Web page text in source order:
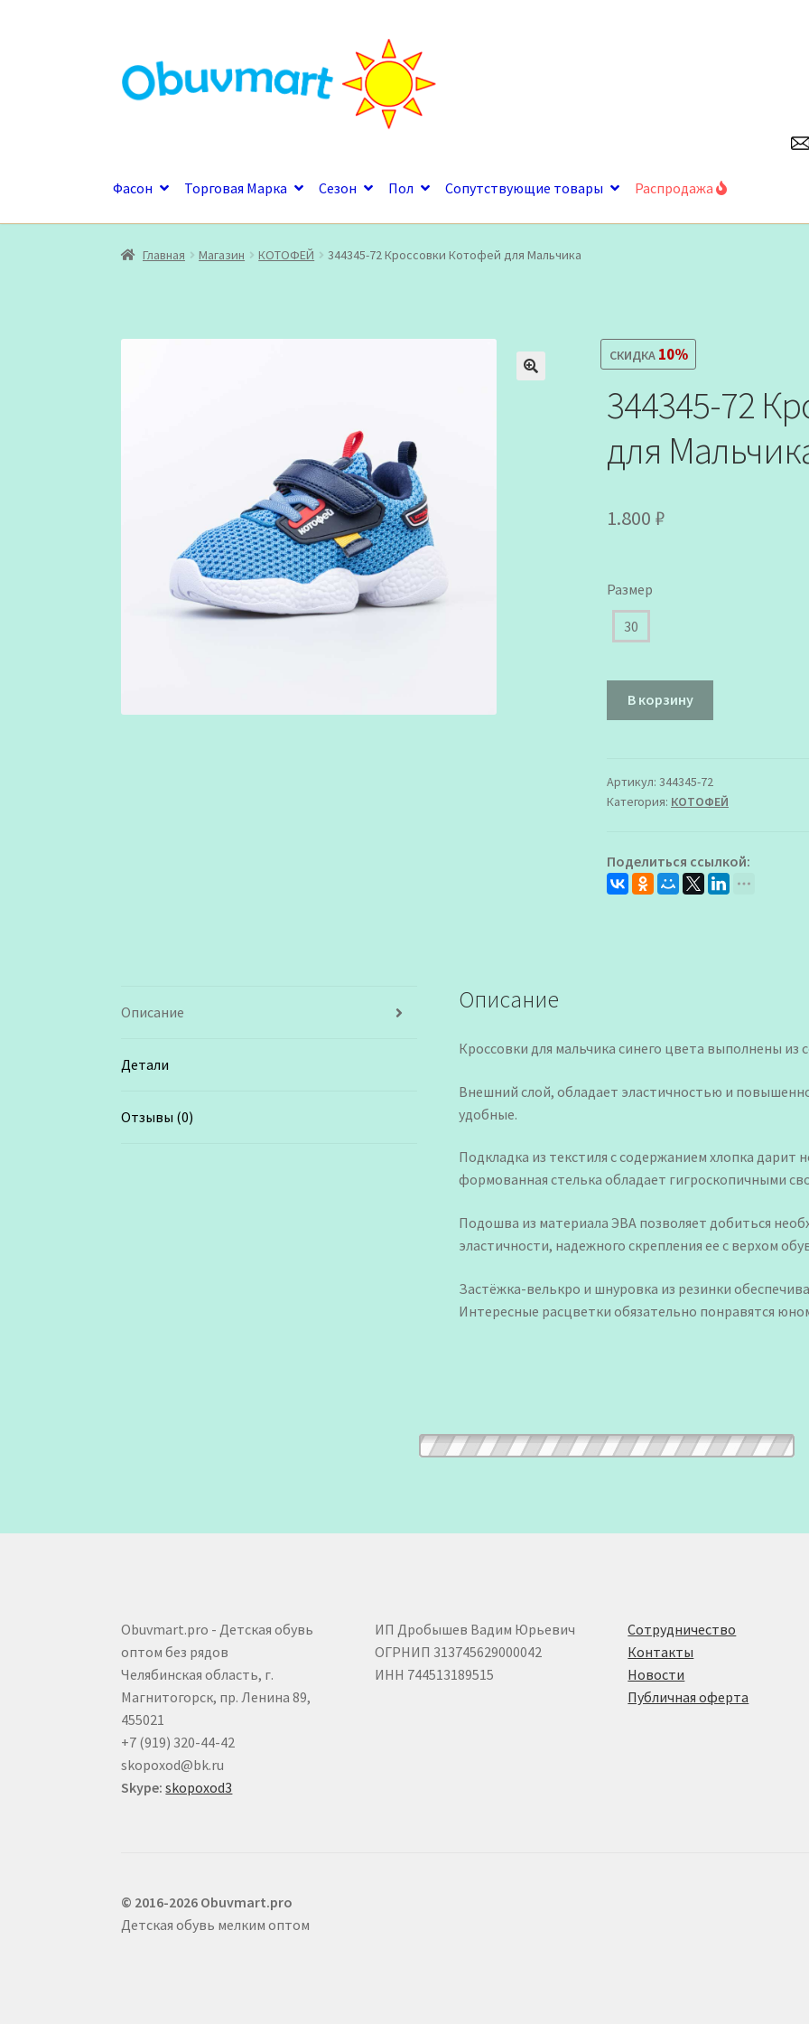
к
навигации
к
содержимому
Фасон Торговая Марка Сезон Пол Сопутствующие товары Распродажа
Главная Магазин КОТОФЕЙ 344345-72 Кроссовки Котофей для Мальчика
СКИДКА10%
344345-72
для
1.800 ₽
Размер
30
Кроссовки
Котофей
В корзину
Артикул: 344345-72
Категория: КОТОФЕЙ
Поделиться ссылкой:
Описание
Детали
Отзывы (0)
Описание
Кроссовки для мальчика синего цвета выполнены из
Внешний слой, обладает эластичностью и
удобные.
Подкладка из текстиля с содержанием хлопка
формованная стелька обладает гигроскопичными
Подошва из материала ЭВА позволяет добиться
эластичности, надежного скрепления ее с верхом
Застёжка-велькро и шнуровка из резинки
Интересные расцветки обязательно понравятся
Obuvmart.pro - Детская обувь
оптом без рядов
Челябинская область, г.
Магнитогорск, пр. Ленина 89,
455021
+7 (919) 320-44-42
skopoxod@bk.ru
Skype: skopoxod3
ИП Дробышев Вадим Юрьевич
ОГРНИП 313745629000042
ИНН 744513189515
Сотрудничество
Контакты
Новости
Публичная оферта
© 2016-2026 Obuvmart.pro
Детская обувь мелким оптом